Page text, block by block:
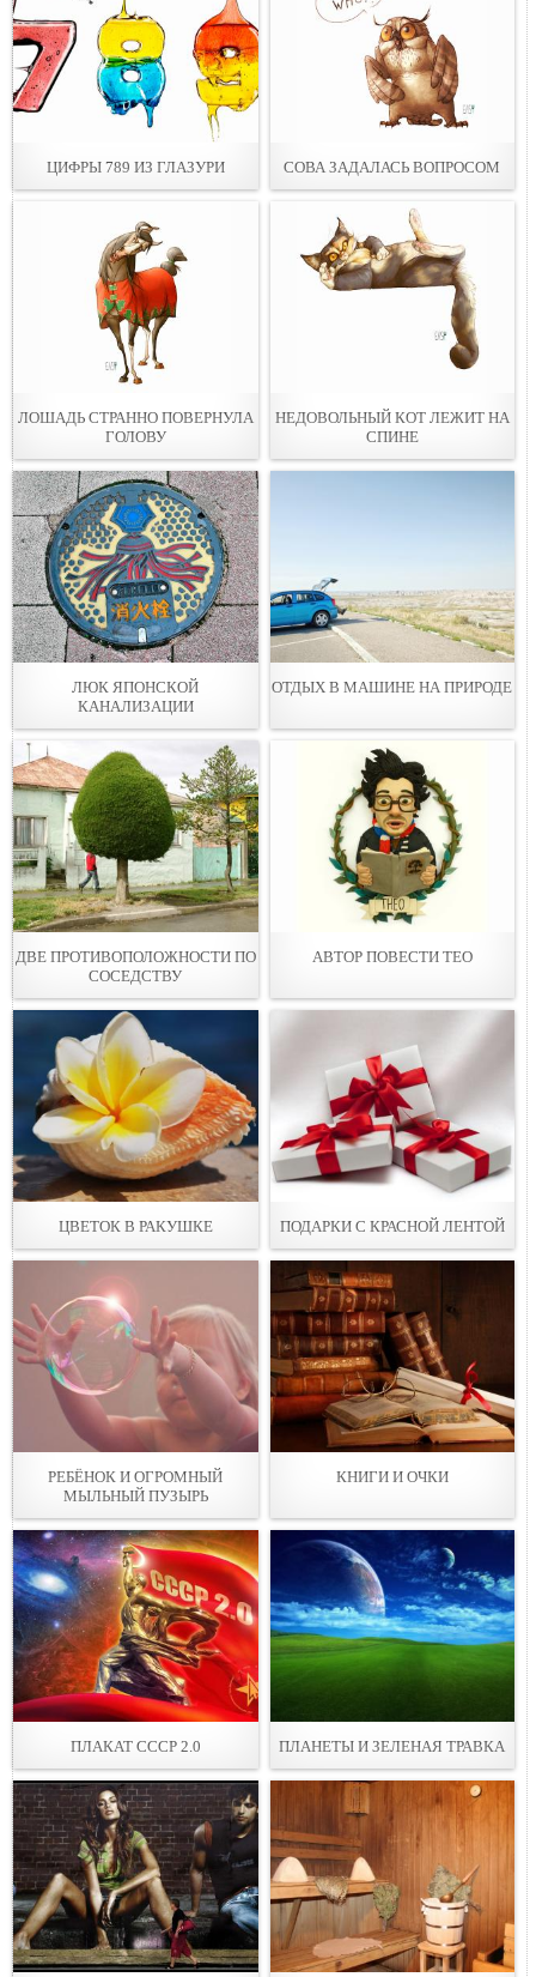
ЦИФРЫ 789 ИЗ ГЛАЗУРИ СОВА ЗАДАЛАСЬ ВОПРОСОМ
ЛОШАДЬ СТРАННО ПОВЕРНУЛА
ГОЛОВУ
НЕДОВОЛЬНЫЙ КОТ ЛЕЖИТ НА
СПИНЕ
ЛЮК ЯПОНСКОЙ
КАНАЛИЗАЦИИ
ОТДЫХ В МАШИНЕ НА ПРИРОДЕ
ДВЕ ПРОТИВОПОЛОЖНОСТИ ПО
СОСЕДСТВУ
АВТОР ПОВЕСТИ ТЕО
ЦВЕТОК В РАКУШКЕ ПОДАРКИ С КРАСНОЙ ЛЕНТОЙ
РЕБЁНОК И ОГРОМНЫЙ
МЫЛЬНЫЙ ПУЗЫРЬ
КНИГИ И ОЧКИ
ПЛАКАТ СССР 2.0 ПЛАНЕТЫ И ЗЕЛЕНАЯ ТРАВКА